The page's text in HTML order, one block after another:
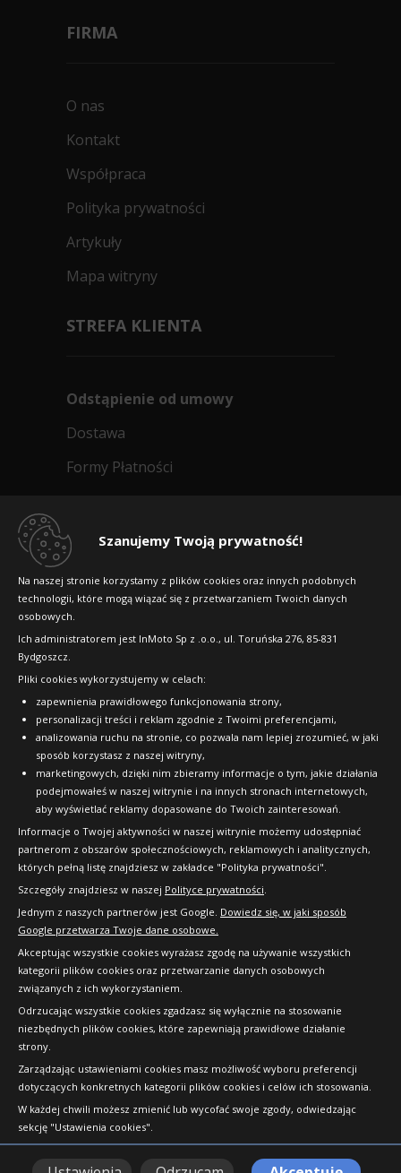
Szanujemy Twoją prywatność!
Na naszej stronie korzystamy z plików cookies oraz innych podobnych
technologii, które mogą wiązać się z przetwarzaniem Twoich danych
osobowych.
Ich administratorem jest InMoto Sp z .o.o., ul. Toruńska 276, 85-831
Bydgoszcz.
Pliki cookies wykorzystujemy w celach:
zapewnienia prawidłowego funkcjonowania strony,
personalizacji treści i reklam zgodnie z Twoimi preferencjami,
analizowania ruchu na stronie, co pozwala nam lepiej zrozumieć, w jaki
sposób korzystasz z naszej witryny,
marketingowych, dzięki nim zbieramy informacje o tym, jakie działania
podejmowałeś w naszej witrynie i na innych stronach internetowych,
aby wyświetlać reklamy dopasowane do Twoich zainteresowań.
Informacje o Twojej aktywności w naszej witrynie możemy udostępniać
partnerom z obszarów społecznościowych, reklamowych i analitycznych,
których pełną listę znajdziesz w zakładce "Polityka prywatności".
Szczegóły znajdziesz w naszej Polityce prywatności.
Jednym z naszych partnerów jest Google. Dowiedz się, w jaki sposób
Google przetwarza Twoje dane osobowe.
Akceptując wszystkie cookies wyrażasz zgodę na używanie wszystkich
kategorii plików cookies oraz przetwarzanie danych osobowych
związanych z ich wykorzystaniem.
Odrzucając wszystkie cookies zgadzasz się wyłącznie na stosowanie
niezbędnych plików cookies, które zapewniają prawidłowe działanie
strony.
Zarządzając ustawieniami cookies masz możliwość wyboru preferencji
dotyczących konkretnych kategorii plików cookies i celów ich stosowania.
W każdej chwili możesz zmienić lub wycofać swoje zgody, odwiedzając
sekcję "Ustawienia cookies".
FIRMA
O nas
Kontakt
Współpraca
Polityka prywatności
Artykuły
Mapa witryny
STREFA KLIENTA
Odstąpienie od umowy
Dostawa
Formy Płatności
Dlaczego warto kupić w 24opony.pl
Raty
FAQ
OFICJALNY PARTNER
Copyright © 2010-2026 24opony.pl. Wszelkie
prawa zastrzeżone.